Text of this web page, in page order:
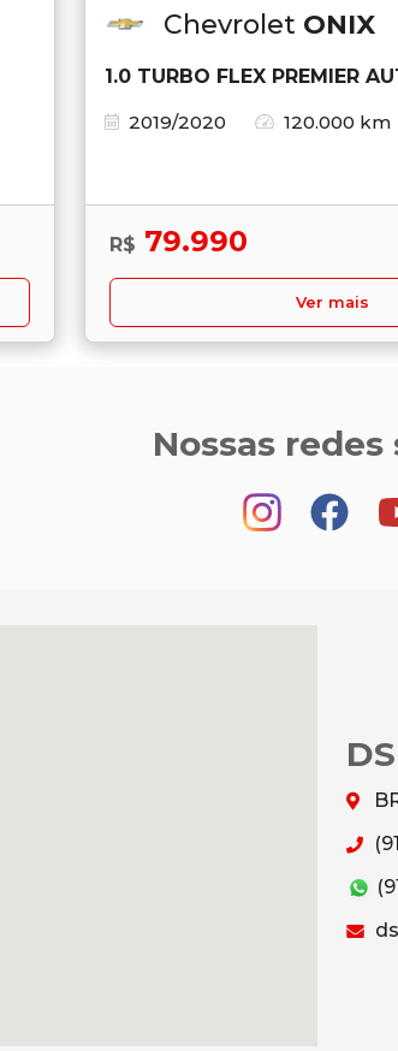
Chevrolet ONIX
1.0 TURBO FLEX PREMIER
2019/2020
120.000 km
R$ 79.990
Ver mais
Nossas redes